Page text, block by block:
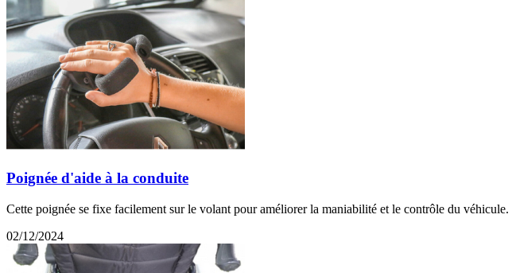
Poignée d'aide à la conduite
Cette poignée se fixe facilement sur le volant pour améliorer la maniabilité et le contrôle du
02/12/2024